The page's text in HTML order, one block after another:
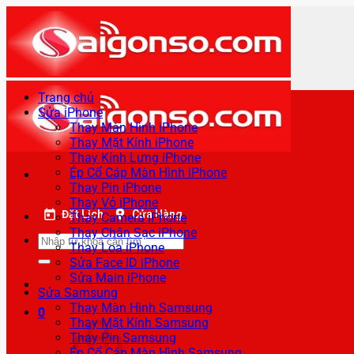
qua
nội
dung
Đặt Lịch Cửa Hàng
Tìm
kiếm:
0
Trang chủ
Sửa iPhone
Thay Màn Hình iPhone
Thay Mặt Kính iPhone
Thay Kính Lưng iPhone
Ép Cổ Cáp Màn Hình iPhone
Thay Pin iPhone
Thay Vỏ iPhone
Thay Camera iPhone
Thay Chân Sạc iPhone
Thay Loa iPhone
Sửa Face ID iPhone
Sửa Main iPhone
Sửa Samsung
Thay Màn Hình Samsung
Thay Mặt Kính Samsung
Thay Pin Samsung